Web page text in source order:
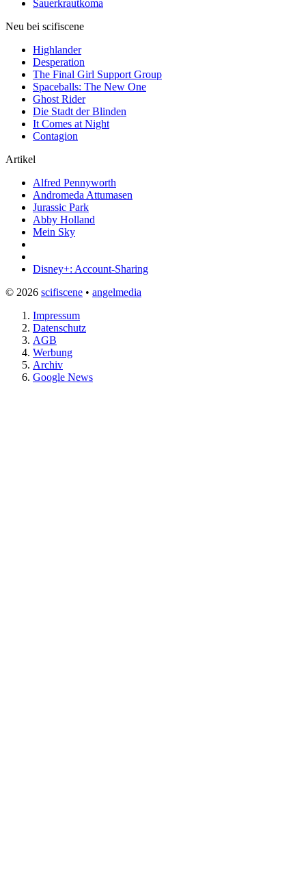
Sauerkrautkoma
Neu bei scifiscene
Highlander
Desperation
The Final Girl Support Group
Spaceballs: The New One
Ghost Rider
Die Stadt der Blinden
It Comes at Night
Contagion
Artikel
Alfred Pennyworth
Andromeda Attumasen
Jurassic Park
Abby Holland
Mein Sky
Disney+: Account-Sharing
© 2026 scifiscene • angelmedia
Impressum
Datenschutz
AGB
Werbung
Archiv
Google News